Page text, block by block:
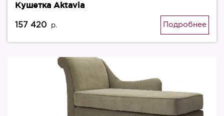
Кушетка Aktavia
157 420 р. Подробнее